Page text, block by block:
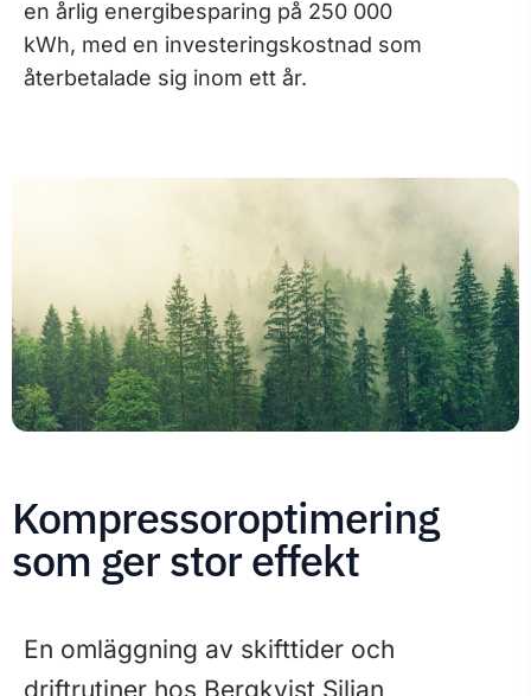
en årlig energibesparing på 250 000
kWh, med en investeringskostnad som
återbetalade sig inom ett år.
Kompressoroptimering
som ger stor effekt
En omläggning av skifttider och
driftrutiner hos Bergkvist Siljan